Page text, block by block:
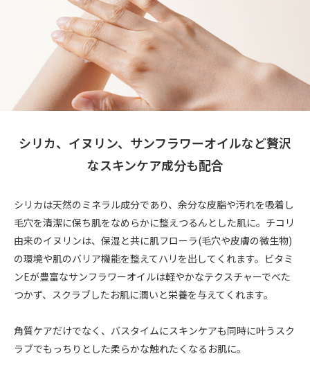
シリカ、イヌリン、サンフラワーオイルなど贅沢
なスキンケア成分も配合
シリカは天然のミネラル成分であり、余分な皮脂や汚れを吸着し
毛穴を清潔に保ち肌をなめらかに整えつるんとした肌に。チコリ
由来のイヌリンは、保湿と共に肌フローラ(毛穴や皮膚の微生物)
の環境や肌のバリア機能を整えてハリを出してくれます。ビタミ
ンEが豊富なサンフラワーオイルは軽やかなテクスチャーでべた
つかず、スクラブしたお肌に潤いと栄養を与えてくれます。
角質ケアだけでなく、バスタイムにスキンケアも同時に叶うスク
ラブでもっちりとした柔らかな触れたくなるお肌に。